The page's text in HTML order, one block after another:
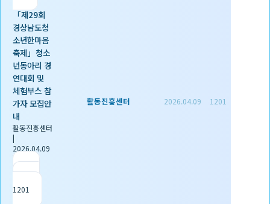
「제29회
경상남도청
소년한마음
축제」청소
년동아리 경
연대회 및
체험부스 참
가자 모집안
내
활동진흥센터
|
2026.04.09
|
1201
활동진흥센터 2026.04.09 1201